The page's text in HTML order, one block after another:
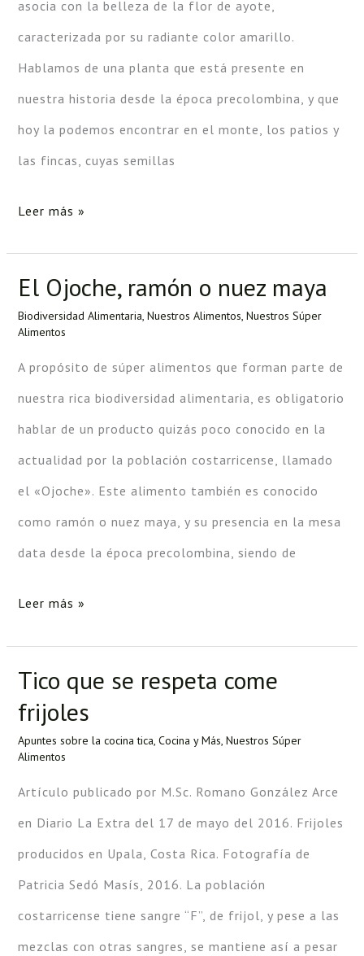
asocia con la belleza de la flor de ayote,
caracterizada por su radiante color amarillo.
Hablamos de una planta que está presente en
nuestra historia desde la época precolombina, y que
hoy la podemos encontrar en el monte, los patios y
las fincas, cuyas semillas
a
su
hermosura
se
atiene:
Hablemos
Leer más »
El Ojoche, ramón o nuez maya
Biodiversidad Alimentaria, Nuestros Alimentos, Nuestros Súper
Alimentos
A propósito de súper alimentos que forman parte de
nuestra rica biodiversidad alimentaria, es obligatorio
hablar de un producto quizás poco conocido en la
actualidad por la población costarricense, llamado
el «Ojoche». Este alimento también es conocido
como ramón o nuez maya, y su presencia en la mesa
data desde la época precolombina, siendo de
El
Ojoche,
Leer más »
Tico que se respeta come
frijoles
Apuntes sobre la cocina tica, Cocina y Más, Nuestros Súper
Alimentos
Artículo publicado por M.Sc. Romano González Arce
en Diario La Extra del 17 de mayo del 2016. Frijoles
producidos en Upala, Costa Rica. Fotografía de
Patricia Sedó Masís, 2016. La población
costarricense tiene sangre “F”, de frijol, y pese a las
mezclas con otras sangres, se mantiene así a pesar
Tico
que
se